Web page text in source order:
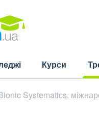
Курси
Systematics,